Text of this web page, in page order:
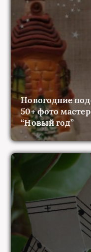
Новогодние
50+ фото
“Новый год”